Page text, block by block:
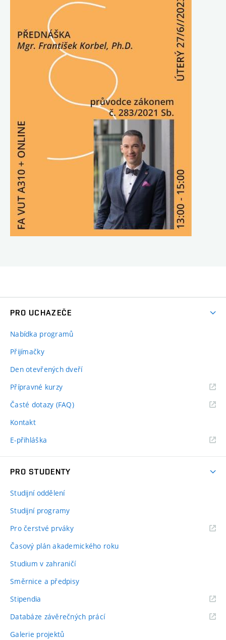
PRO UCHAZEČE
Nabídka programů
Přijímačky
Den otevřených dveří
Přípravné kurzy
Časté dotazy (FAQ)
Kontakt
E-přihláška
PRO STUDENTY
Studijní oddělení
Studijní programy
Pro čerstvé prváky
Časový plán akademického roku
Studium v zahraničí
Směrnice a předpisy
Stipendia
Databáze závěrečných prácí
Galerie projektů